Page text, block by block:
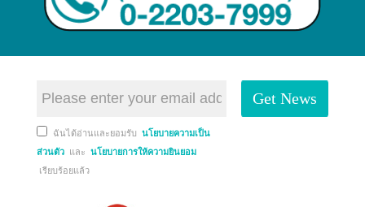
ฉันได้อ่านและยอมรับ นโยบายความเป็น
ส่วนตัวและ นโยบายการให้ความยินยอม
เรียบร้อยแล้ว
Get News